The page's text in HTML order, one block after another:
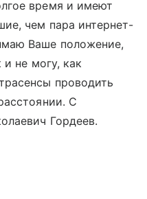
время и имеют
чем пара интернет-
Ваше положение,
не могу, как
проводить
С
Гордеев.